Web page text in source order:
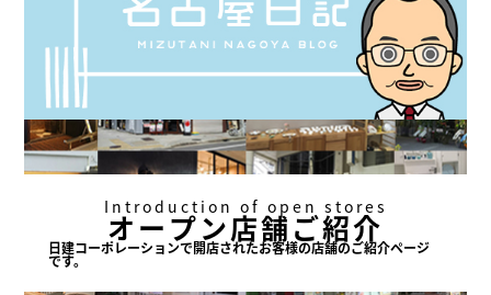
Introduction of open stores
オープン店舗ご紹介
日建コーポレーションで開店されたお客様の店舗のご紹介ページ
です。